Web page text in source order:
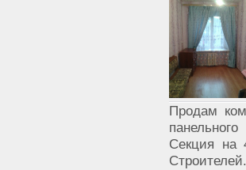
Продам
Секция на